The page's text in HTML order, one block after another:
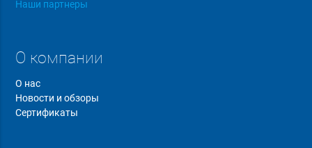
Наши партнеры
О компании
О нас
Новости и обзоры
Сертификаты